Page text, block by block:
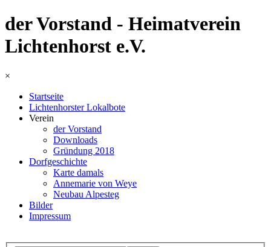
der Vorstand - Heimatverein
Lichtenhorst e.V.
×
Startseite
Lichtenhorster Lokalbote
Verein
der Vorstand
Downloads
Gründung 2018
Dorfgeschichte
Karte damals
Annemarie von Weye
Neubau Alpesteg
Bilder
Impressum